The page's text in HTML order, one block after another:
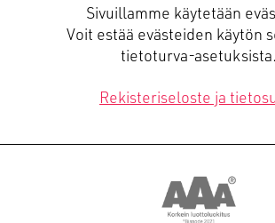
YHTEYS
YRITYS
Sivuillamme käytetään
Voit estää evästeiden käytön
tietoturva-asetuksista.
Rekisteriseloste ja